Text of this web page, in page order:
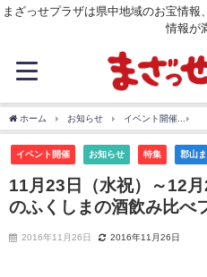
まざっせプラザは県中地域のお宝情
情報が
ホーム お知らせ イベント開催
イベント開催 お知らせ 特集 郡山
11月23日（水祝）～12
のふくしまの酒飲み比べ
2016年11月26日 2016年11月26日